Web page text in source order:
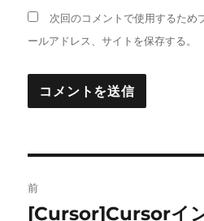
次回のコメントで使用するため
ールアドレス、サイトを保存する。
稿
前
前
[Cursor]Cursorイ